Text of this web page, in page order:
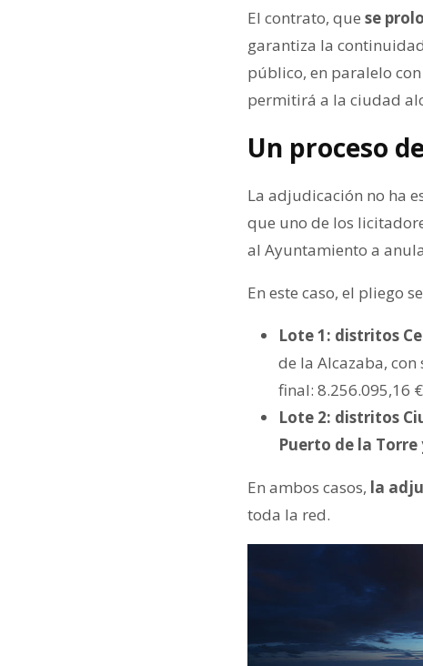
El contrato, que se
garantiza la
público, en paralelo
permitirá a la ciudad
Un proceso
La adjudicación no ha
que uno de los
al Ayuntamiento a
En este caso, el pliego
Lote 1: distritos
de la Alcazaba,
final: 8.256.095,16
Lote 2: distritos
Puerto de la
En ambos casos, la
toda la red.